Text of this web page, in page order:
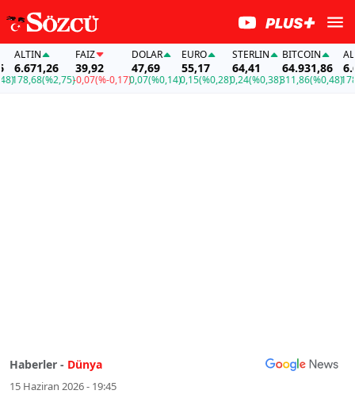
(%2,75)
FAİZ
39,92
-0,07(%-0,17)
DOLAR
47,69
0,07(%0,14)
EURO
55,17
0,15(%0,28)
STERLIN
64,41
0,24(%0,38)
BITCOIN
64.931,86
311,86(%0,48)
ALTIN
178,68
Haberler - Dünya
15 Haziran 2026 - 19:45